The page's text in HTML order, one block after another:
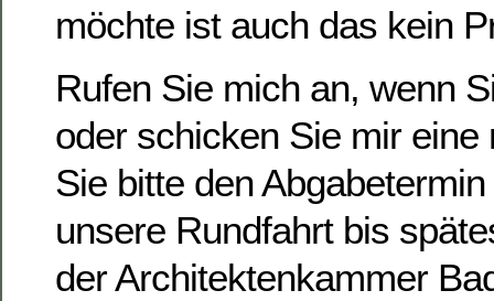
möchte ist auch das kein
Rufen Sie mich an, wenn
oder schicken Sie mir eine
Sie bitte den
unsere Rundfahrt bis
der Architektenkammer